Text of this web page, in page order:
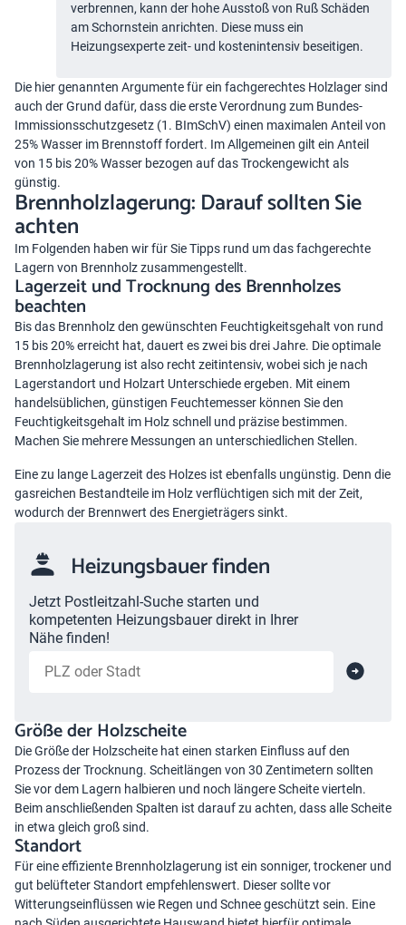
verbrennen, kann der hohe Ausstoß von Ruß Schäden
am Schornstein anrichten. Diese muss ein
Heizungsexperte zeit- und kostenintensiv beseitigen.
Die hier genannten Argumente für ein fachgerechtes Holzlager sind
auch der Grund dafür, dass die erste Verordnung zum Bundes-
Immissionsschutzgesetz (1. BImSchV) einen maximalen Anteil von
25% Wasser im Brennstoff fordert. Im Allgemeinen gilt ein Anteil
von 15 bis 20% Wasser bezogen auf das Trockengewicht als
günstig.
Brennholzlagerung: Darauf sollten Sie
achten
Im Folgenden haben wir für Sie Tipps rund um das fachgerechte
Lagern von Brennholz zusammengestellt.
Lagerzeit und Trocknung des Brennholzes
beachten
Bis das Brennholz den gewünschten Feuchtigkeitsgehalt von rund
15 bis 20% erreicht hat, dauert es zwei bis drei Jahre. Die optimale
Brennholzlagerung ist also recht zeitintensiv, wobei sich je nach
Lagerstandort und Holzart Unterschiede ergeben. Mit einem
handelsüblichen, günstigen Feuchtemesser können Sie den
Feuchtigkeitsgehalt im Holz schnell und präzise bestimmen.
Machen Sie mehrere Messungen an unterschiedlichen Stellen.
Eine zu lange Lagerzeit des Holzes ist ebenfalls ungünstig. Denn die
gasreichen Bestandteile im Holz verflüchtigen sich mit der Zeit,
wodurch der Brennwert des Energieträgers sinkt.
Heizungsbauer finden
Jetzt Postleitzahl-Suche starten und
kompetenten Heizungsbauer direkt in Ihrer
Nähe finden!
Größe der Holzscheite
Die Größe der Holzscheite hat einen starken Einfluss auf den
Prozess der Trocknung. Scheitlängen von 30 Zentimetern sollten
Sie vor dem Lagern halbieren und noch längere Scheite vierteln.
Beim anschließenden Spalten ist darauf zu achten, dass alle Scheite
in etwa gleich groß sind.
Standort
Für eine effiziente Brennholzlagerung ist ein sonniger, trockener und
gut belüfteter Standort empfehlenswert. Dieser sollte vor
Witterungseinflüssen wie Regen und Schnee geschützt sein. Eine